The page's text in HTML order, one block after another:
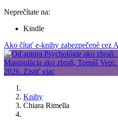
Neprečítate na:
Kindle
Ako čítať e-knihy zabezpečené cez
Knihy
Chiara Rimella